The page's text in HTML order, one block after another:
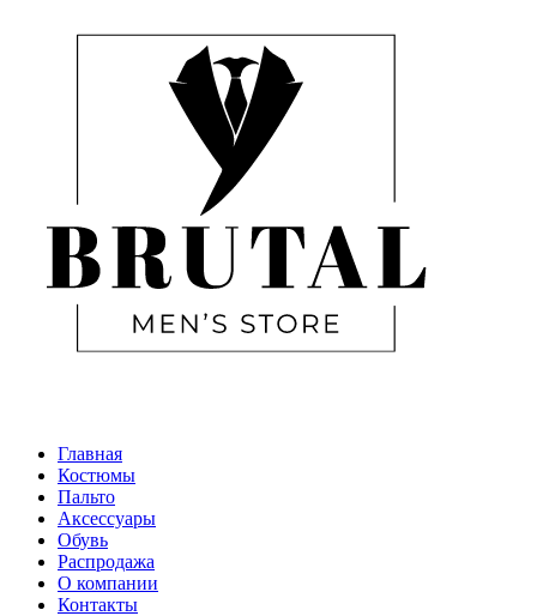
Главная
Костюмы
Пальто
Аксессуары
Обувь
Распродажа
О компании
Контакты